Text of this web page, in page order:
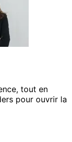
tout en
pour ouvrir la